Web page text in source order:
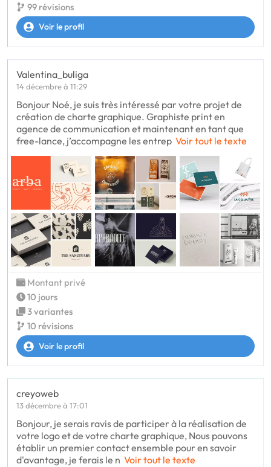
99 révisions
Voir le profil
Valentina_buliga
14 décembre à 11:29
Bonjour Noé, je suis très intéressé par votre projet de
création de charte graphique. Graphiste print en
agence de communication et maintenant en tant que
free-lance, j’accompagne les entrep Voir tout le texte
Montant privé
10 jours
3 variantes
10 révisions
Voir le profil
creyoweb
13 décembre à 17:01
Bonjour, je serais ravis de participer à la réalisation de
votre logo et de votre charte graphique, Nous pouvons
établir un premier contact ensemble pour en savoir
d'avantage, je ferais le n Voir tout le texte